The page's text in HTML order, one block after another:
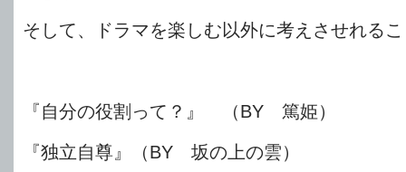
そして、ドラマを楽しむ以外に考えさせれる
『自分の役割って？』 （BY 篤姫）
『独立自尊』（BY 坂の上の雲）